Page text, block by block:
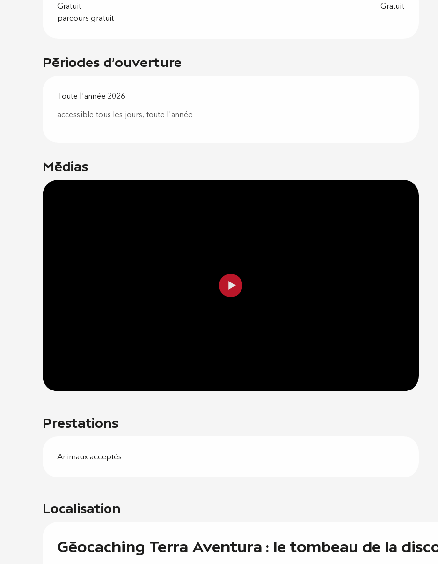
Prestations
Animaux acceptés
Gratuit
Gratuit
parcours gratuit
Périodes d'ouverture
Toute l'année 2026
accessible tous les jours, toute l'année
Médias
Localisation
Géocaching Terra Aventura : le tombeau de la